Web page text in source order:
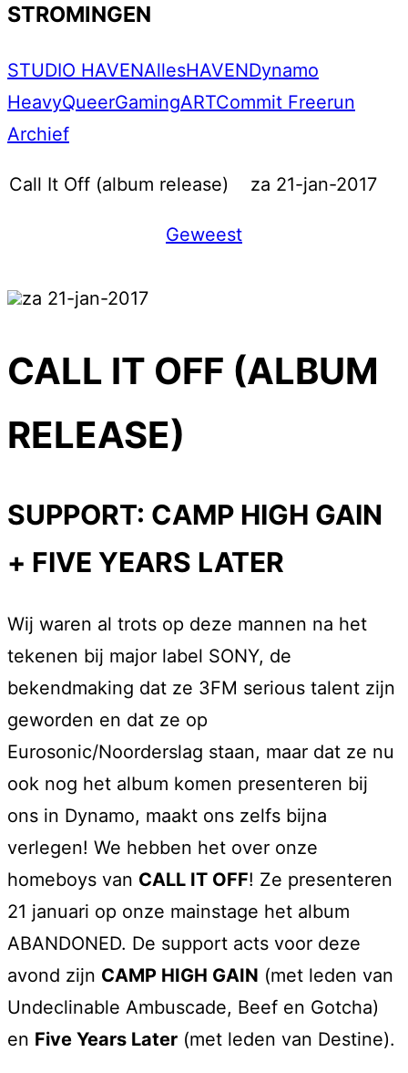
STROMINGEN
STUDIO HAVENAllesHAVENDynamo
HeavyQueerGamingARTCommit Freerun
Archief
Call It Off (album release) za 21-jan-2017
Geweest
za 21-jan-2017
CALL IT OFF (ALBUM
RELEASE)
SUPPORT: CAMP HIGH GAIN
+ FIVE YEARS LATER
Wij waren al trots op deze mannen na het
tekenen bij major label SONY, de
bekendmaking dat ze 3FM serious talent zijn
geworden en dat ze op
Eurosonic/Noorderslag staan, maar dat ze nu
ook nog het album komen presenteren bij
ons in Dynamo, maakt ons zelfs bijna
verlegen! We hebben het over onze
homeboys van CALL IT OFF! Ze presenteren
21 januari op onze mainstage het album
ABANDONED. De support acts voor deze
avond zijn CAMP HIGH GAIN (met leden van
Undeclinable Ambuscade, Beef en Gotcha)
en Five Years Later (met leden van Destine).